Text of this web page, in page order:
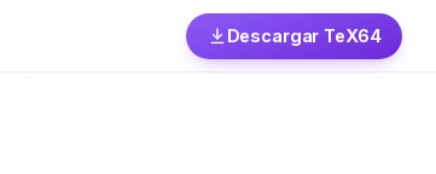
Descargar TeX64